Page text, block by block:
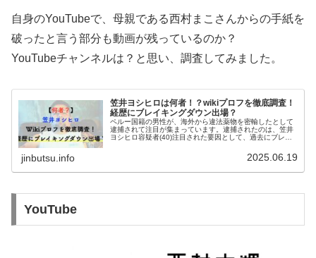
自身のYouTubeで、母親である西村まこさんからの手紙を
破ったと言う部分も動画が残っているのか？
YouTubeチャンネルは？と思い、調査してみました。
笠井ヨシヒロは何者！？wikiプロフを徹底調査！
経歴にブレイキングダウン出場？
ペルー国籍の男性が、海外から違法薬物を密輸したとして
逮捕されて注目が集まっています。逮捕されたのは、笠井
ヨシヒロ容疑者(40)注目された要因として、過去にブレイ
jinbutsu.info 2025.06.19
YouTube